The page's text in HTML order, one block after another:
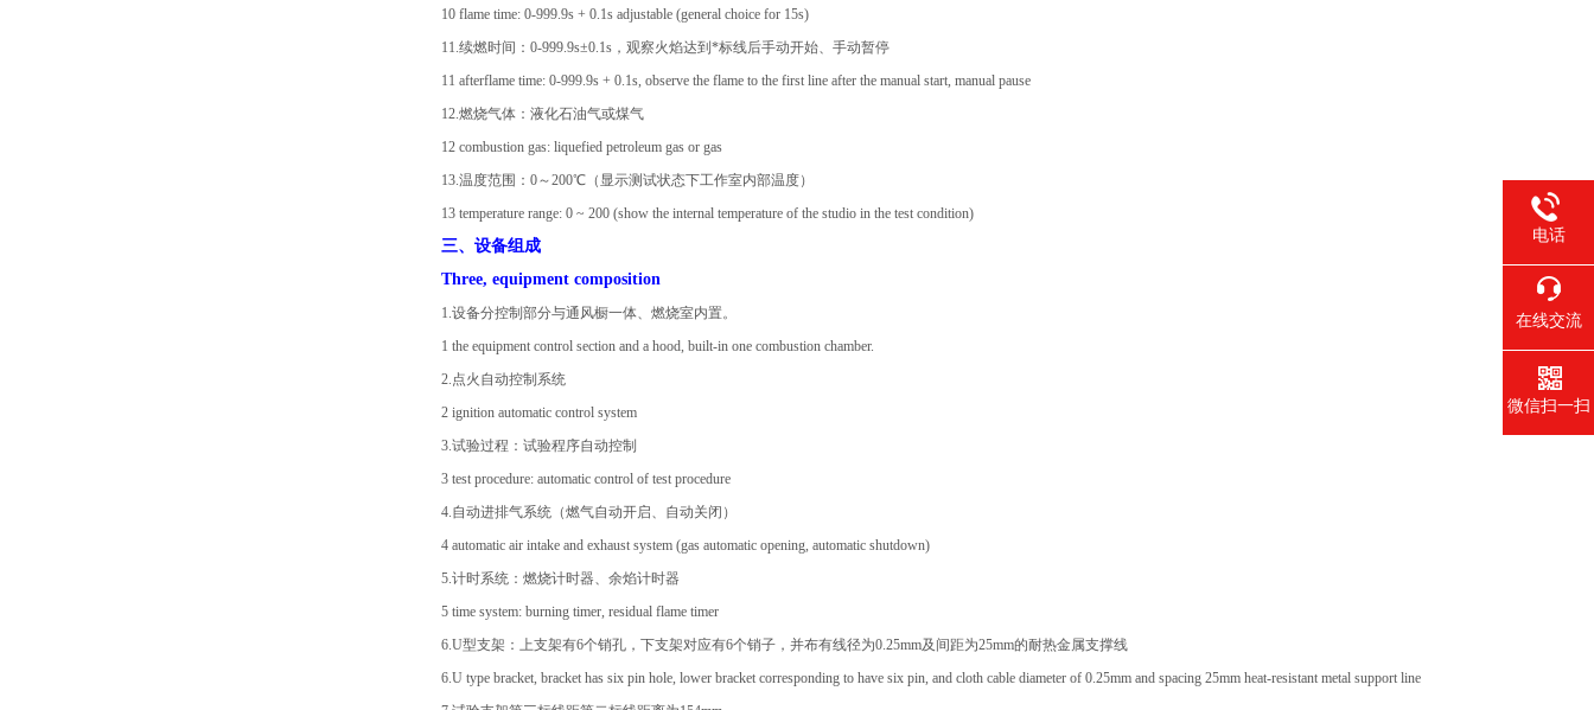
10 flame time: 0-999.9s + 0.1s adjustable (general choice for 15s)
11.续燃时间：0-999.9s±0.1s，观察火焰达到*标线后手动开始、手动暂停
11 afterflame time: 0-999.9s + 0.1s, observe the flame to the first line after the manual start, manual pause
12.燃烧气体：液化石油气或煤气
12 combustion gas: liquefied petroleum gas or gas
13.温度范围：0～200℃（显示测试状态下工作室内部温度）
13 temperature range: 0 ~ 200 (show the internal temperature of the studio in the test condition)
三、设备组成
Three, equipment composition
1.设备分控制部分与通风橱一体、燃烧室内置。
1 the equipment control section and a hood, built-in one combustion chamber.
2.点火自动控制系统
2 ignition automatic control system
3.试验过程：试验程序自动控制
3 test procedure: automatic control of test procedure
4.自动进排气系统（燃气自动开启、自动关闭）
4 automatic air intake and exhaust system (gas automatic opening, automatic shutdown)
5.计时系统：燃烧计时器、余焰计时器
5 time system: burning timer, residual flame timer
6.U型支架：上支架有6个销孔，下支架对应有6个销子，并布有线径为0.25mm及间距为25mm的耐热金属支撑线
6.U type bracket, bracket has six pin hole, lower bracket corresponding to have six pin, and cloth cable diameter of 0.25mm and spacing 25mm heat-resistant metal support line
电话
在线交流
微信扫一扫